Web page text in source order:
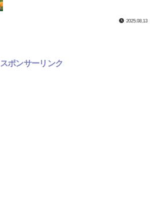
2025.08.13
スポンサーリンク